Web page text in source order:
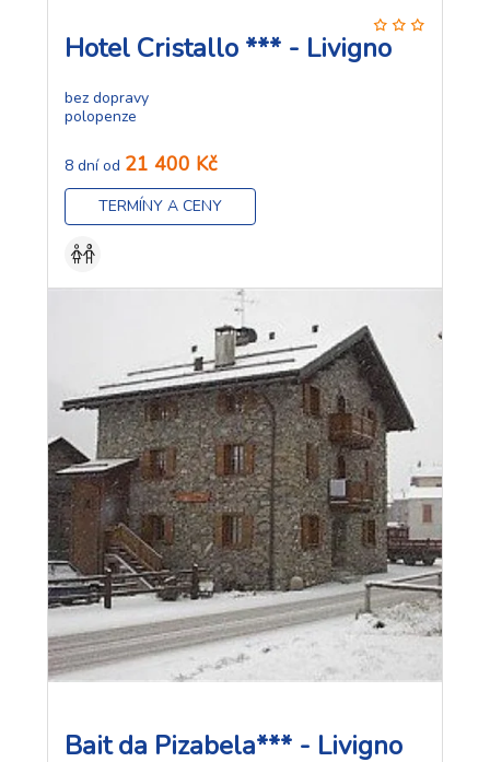
Hotel Cristallo *** - Livigno
bez dopravy
polopenze
8 dní od 21 400 Kč
TERMÍNY A CENY
Bait da Pizabela*** - Livigno